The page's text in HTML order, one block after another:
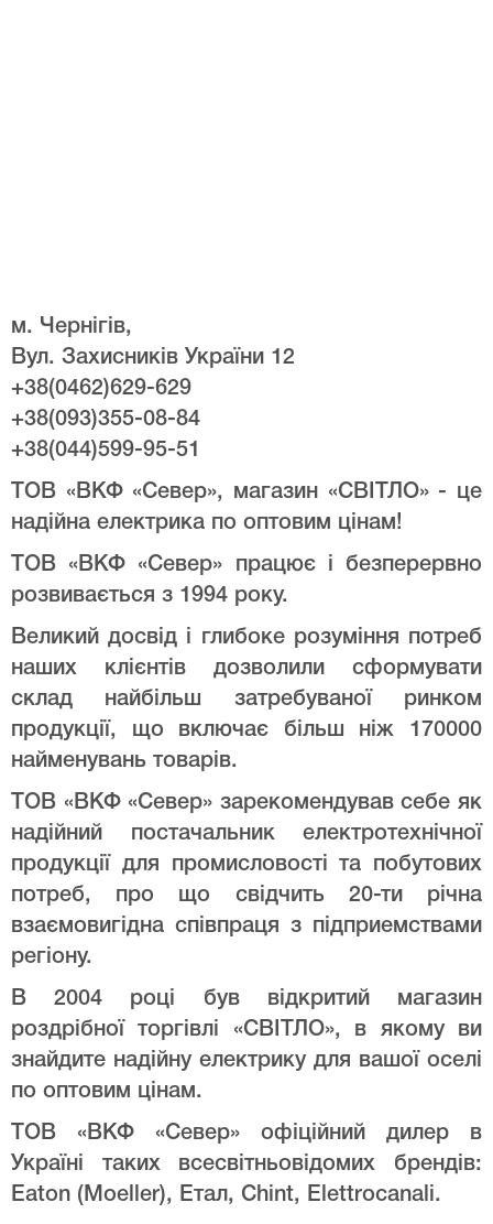
м. Чернігів,
Вул. Захисників України 12
+38(0462)629-629
+38(093)355-08-84
+38(044)599-95-51
ТОВ «ВКФ «Север», магазин «СВІТЛО» - це
надійна електрика по оптовим цінам!
ТОВ «ВКФ «Север» працює і безперервно
розвивається з 1994 року.
Великий досвід і глибоке розуміння потреб
наших клієнтів дозволили сформувати
склад найбільш затребуваної ринком
продукції, що включає більш ніж 170000
найменувань товарів.
ТОВ «ВКФ «Север» зарекомендував себе як
надійний постачальник електротехнічної
продукції для промисловості та побутових
потреб, про що свідчить 20-ти річна
взаємовигідна співпраця з підприемствами
регіону.
В 2004 році був відкритий магазин
роздрібної торгівлі «СВІТЛО», в якому ви
знайдите надійну електрику для вашої оселі
по оптовим цінам.
ТОВ «ВКФ «Север» офіційний дилер в
Україні таких всесвітньовідомих брендів:
Eaton (Moeller), Етал, Chint, Elettrocanali.